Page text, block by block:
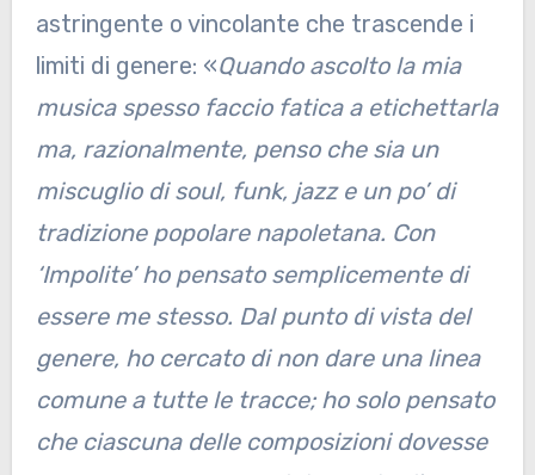
astringente o vincolante che trascende i
limiti di genere: «Quando ascolto la mia
musica spesso faccio fatica a etichettarla
ma, razionalmente, penso che sia un
miscuglio di soul, funk, jazz e un po’ di
tradizione popolare napoletana. Con
‘Impolite’ ho pensato semplicemente di
essere me stesso. Dal punto di vista del
genere, ho cercato di non dare una linea
comune a tutte le tracce; ho solo pensato
che ciascuna delle composizioni dovesse